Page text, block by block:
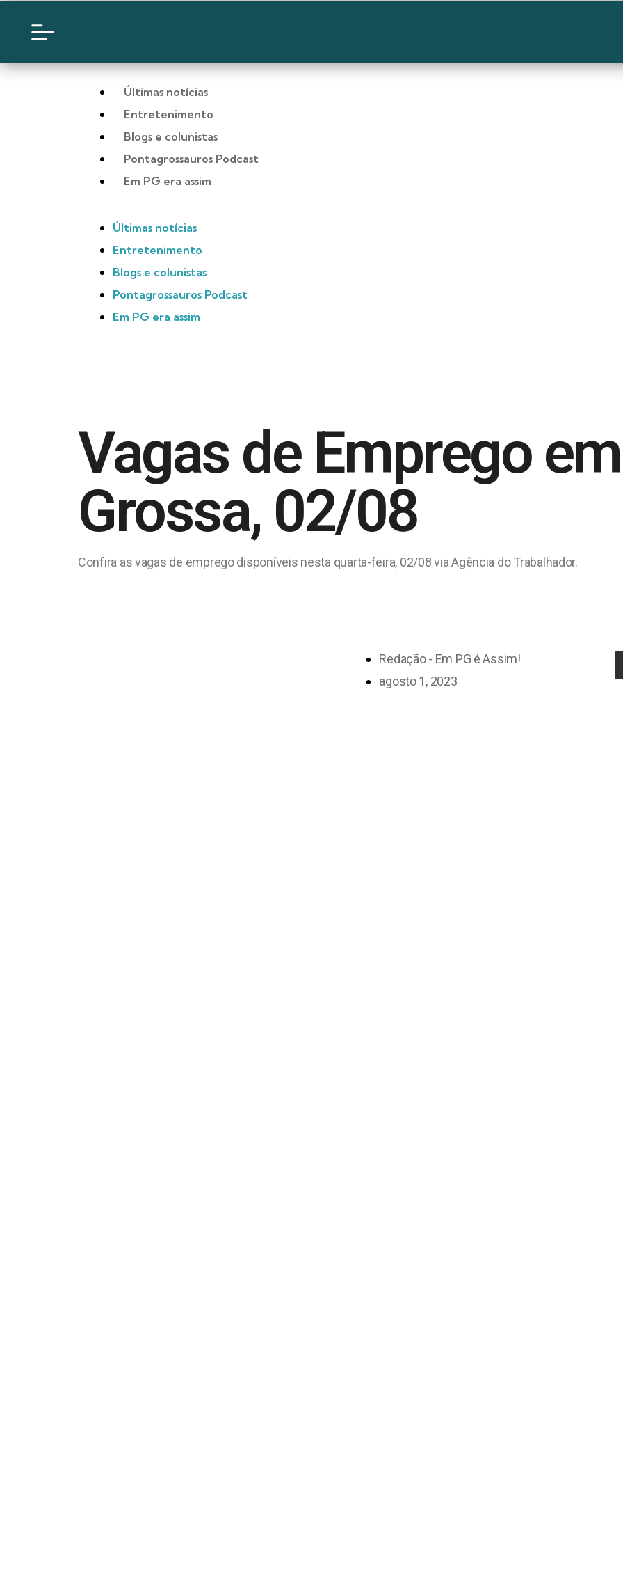
Últimas notícias
Entretenimento
Blogs e colunistas
Pontagrossauros Podcast
Em PG era assim
Últimas notícias
Entretenimento
Blogs e colunistas
Pontagrossauros Podcast
Em PG era assim
Vagas de Emprego
Grossa, 02/08
Confira as vagas de emprego disponíveis nesta quarta-feira, 02/08 via Agência do Trabalhador.
Redação - Em PG é Assim!
agosto 1, 2023